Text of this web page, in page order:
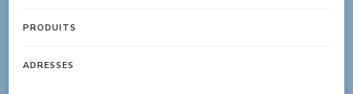
PRODUITS
ADRESSES